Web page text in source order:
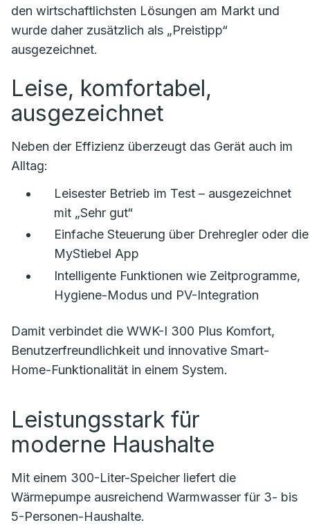
den wirtschaftlichsten Lösungen am Markt und
wurde daher zusätzlich als „Preistipp“
ausgezeichnet.
Leise, komfortabel,
ausgezeichnet
Neben der Effizienz überzeugt das Gerät auch im
Alltag:
Leisester Betrieb im Test – ausgezeichnet
mit „Sehr gut“
Einfache Steuerung über Drehregler oder die
MyStiebel App
Intelligente Funktionen wie Zeitprogramme,
Hygiene-Modus und PV-Integration
Damit verbindet die WWK-I 300 Plus Komfort,
Benutzerfreundlichkeit und innovative Smart-
Home-Funktionalität in einem System.
Leistungsstark für
moderne Haushalte
Mit einem 300-Liter-Speicher liefert die
Wärmepumpe ausreichend Warmwasser für 3- bis
5-Personen-Haushalte.